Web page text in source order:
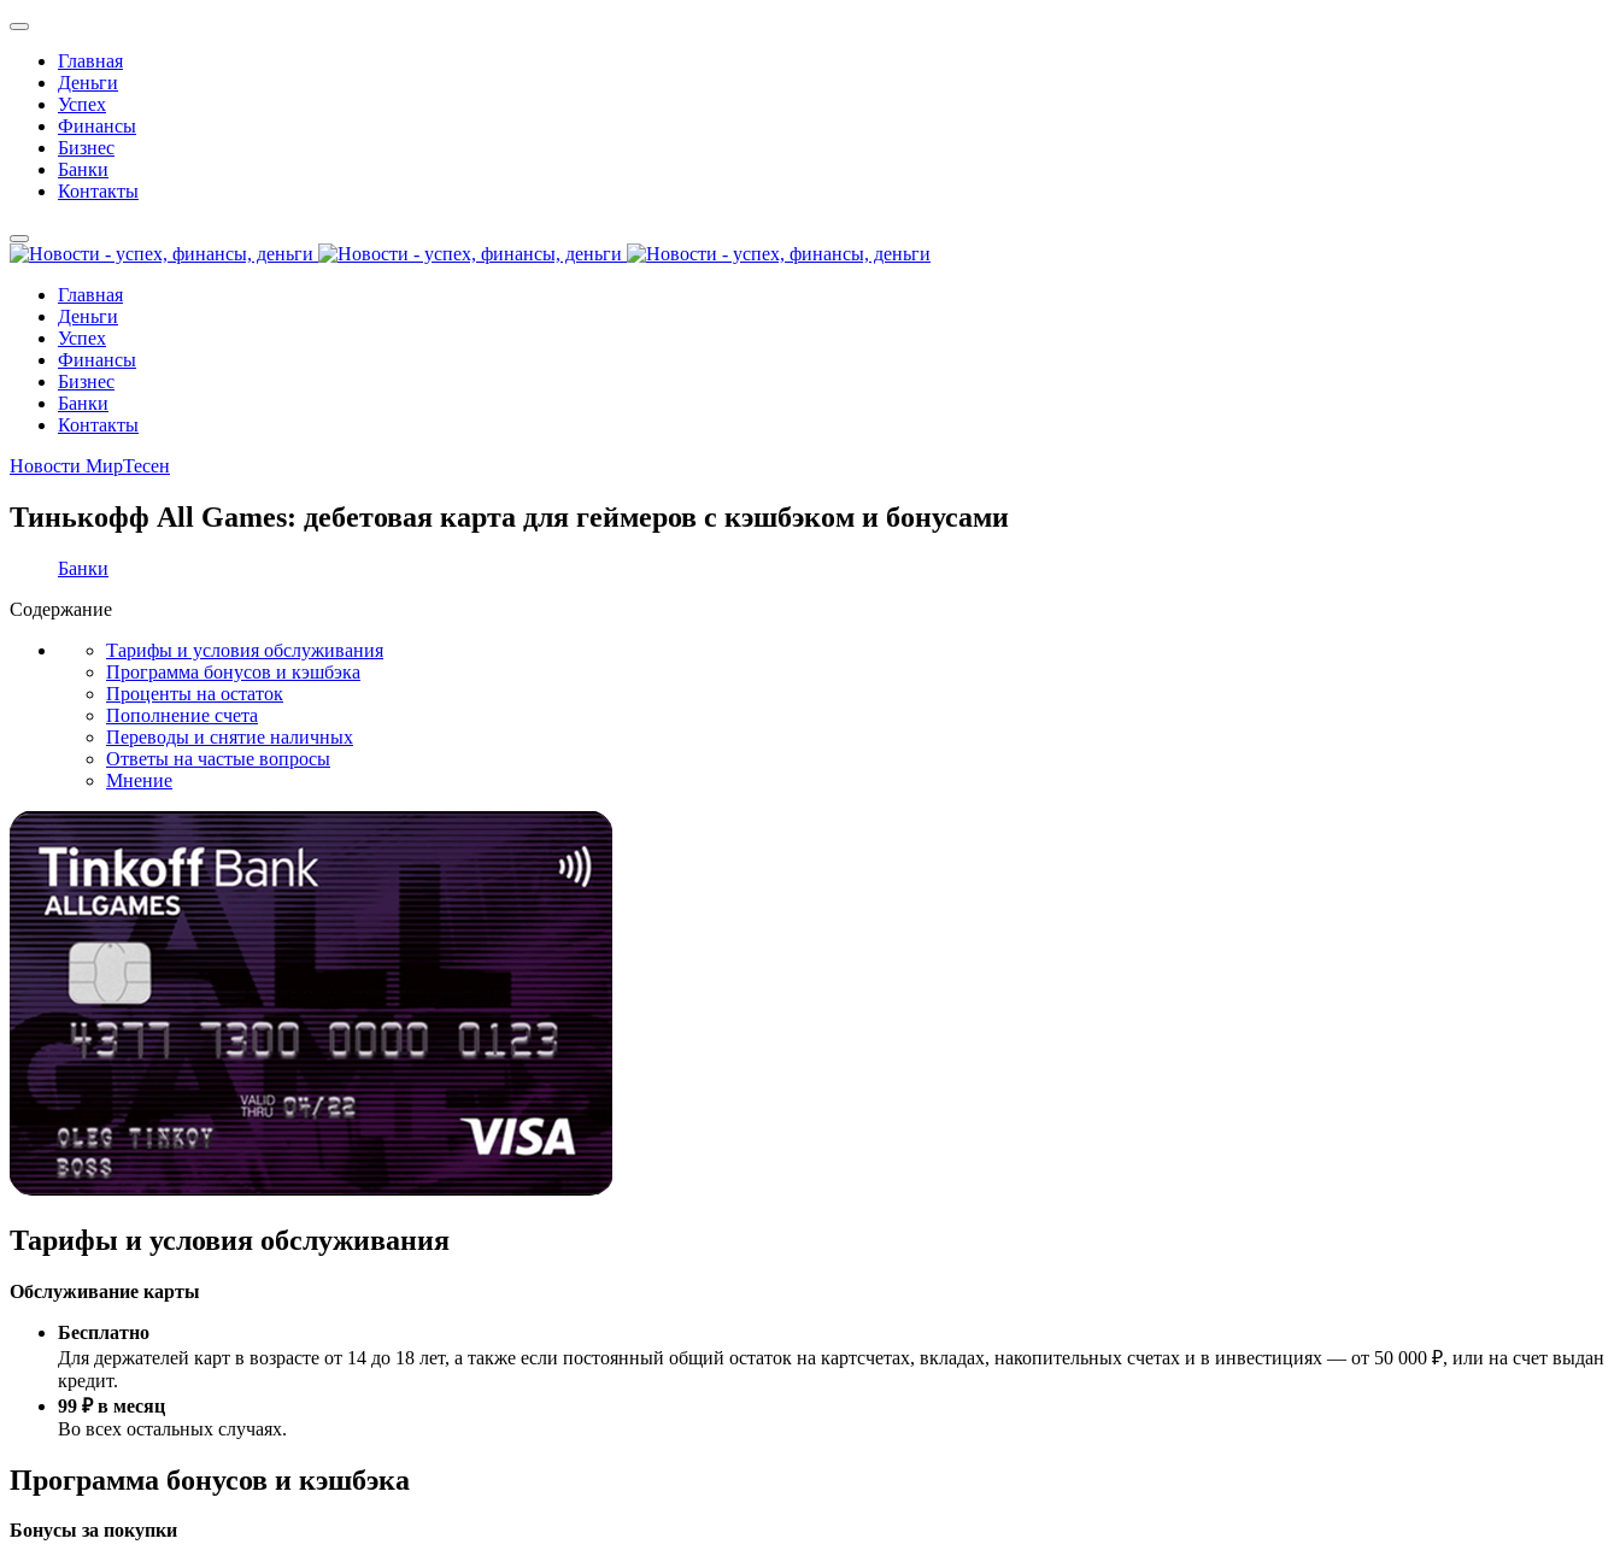
Главная
Деньги
Успех
Финансы
Бизнес
Банки
Контакты
Главная
Деньги
Успех
Финансы
Бизнес
Банки
Контакты
Новости МирТесен
Тинькофф All Games: дебетовая карта для геймеров с кэшбэком и бонусами
Банки
Содержание
Тарифы и условия обслуживания
Программа бонусов и кэшбэка
Проценты на остаток
Пополнение счета
Переводы и снятие наличных
Ответы на частые вопросы
Мнение
Тарифы и условия обслуживания
Обслуживание карты
Бесплатно
Для держателей карт в возрасте от 14 до 18 лет, а также если постоянный общий остаток на картсчетах, вкладах, накопительных счетах и в инвестициях — от 50 000 ₽, или на счет выдан
кредит.
99 ₽ в месяц
Во всех остальных случаях.
Программа бонусов и кэшбэка
Бонусы за покупки